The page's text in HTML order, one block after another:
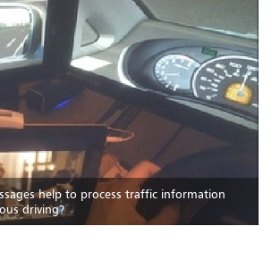
help to process traffic information
driving?